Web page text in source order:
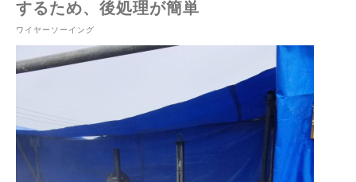
するため、後処理が簡単
ワイヤーソーイング